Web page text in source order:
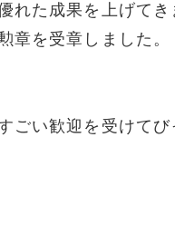
れた成果を上げて
章を受章しました。
ごい歓迎を受けて